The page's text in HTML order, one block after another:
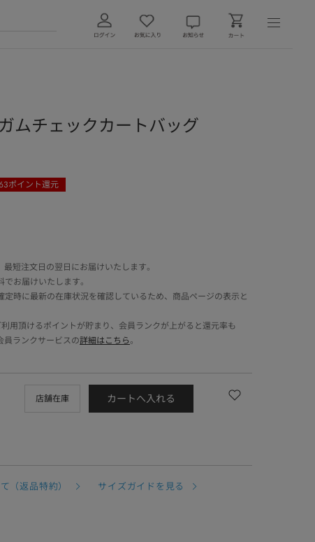
ムチェックカートバッグ
ポイント還元
短注文日の翌日にお届けいたします。
でお届けいたします。
時に最新の在庫状況を確認しているため、商品ページの表示と
用頂けるポイントが貯まり、会員ランクが上がると還元率も
員ランクサービスの詳細はこちら。
店舗在庫 カートへ入れる
（返品特約）
サイズガイドを見る